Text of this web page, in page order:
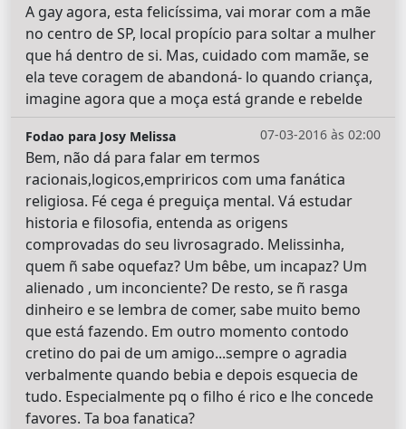
A gay agora, esta felicíssima, vai morar com a mãe
no centro de SP, local propício para soltar a mulher
que há dentro de si. Mas, cuidado com mamãe, se
ela teve coragem de abandoná- lo quando criança,
imagine agora que a moça está grande e rebelde
07-03-2016 às 02:00
Fodao para Josy Melissa
Bem, não dá para falar em termos
racionais,logicos,empriricos com uma fanática
religiosa. Fé cega é preguiça mental. Vá estudar
historia e filosofia, entenda as origens
comprovadas do seu livrosagrado. Melissinha,
quem ñ sabe oquefaz? Um bêbe, um incapaz? Um
alienado , um inconciente? De resto, se ñ rasga
dinheiro e se lembra de comer, sabe muito bemo
que está fazendo. Em outro momento contodo
cretino do pai de um amigo...sempre o agradia
verbalmente quando bebia e depois esquecia de
tudo. Especialmente pq o filho é rico e lhe concede
favores. Ta boa fanatica?